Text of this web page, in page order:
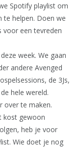
Spotify playlist om
te helpen. Doen we
voor een tevreden
week. We gaan
andere Avenged
de 3Js,
hele wereld.
over te maken.
kost gewoon
heb je voor
Wie doet je nog